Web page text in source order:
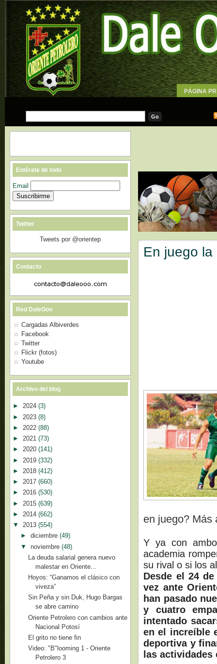
PÁGINA
En juego la
en juego? Más
Y ya con
academia
su rival o si los
Desde el 24
vez ante
han pasado
y cuatro
intentado
en el increíble
deportiva y
las
Entérate de todo
Email
Twitter
Tweets por @orientep
Contacto
Red DaleOoo
Cargadas Albiverdes
Facebook
Twitter
Flickr (fotos)
Youtube
Archivo del blog
► 2024 (3)
► 2023 (8)
► 2022 (88)
► 2021 (73)
► 2020 (141)
► 2019 (332)
► 2018 (412)
► 2017 (660)
► 2016 (530)
► 2015 (639)
► 2014 (662)
▼ 2013 (554)
► diciembre (49)
▼ noviembre (48)
La deuda salarial genera nuevo
malestar en Oriente...
Hoyos: “Ganamos el clásico con
viveza”
Sin Peña y sin Duk, Hugo Bargas
se abre camino
Oriente Petrolero con cambios ante
Nacional Potosí
El grito no tiene fin
Video: "B"looming 1 - Oriente
Petrolero 3